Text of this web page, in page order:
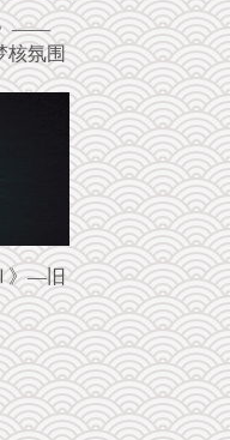
》——
核氛围
》—旧